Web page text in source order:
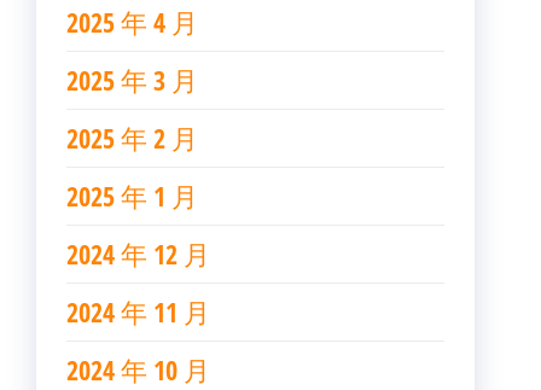
2025 年 4 月
2025 年 3 月
2025 年 2 月
2025 年 1 月
2024 年 12 月
2024 年 11 月
2024 年 10 月